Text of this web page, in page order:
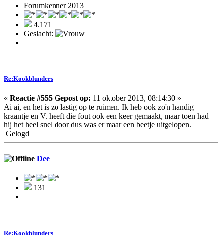
Forumkenner 2013
4.171
Geslacht:
Re:Kookblunders
« Reactie #555 Gepost op: 11 oktober 2013, 08:14:30 »
Ai ai, en het is zo lastig op te ruimen. Ik heb ook zo'n handig
kraantje en V. heeft die fout ook een keer gemaakt, maar toen had
hij het heel snel door dus was er maar een beetje uitgelopen.
Gelogd
Dee
131
Re:Kookblunders